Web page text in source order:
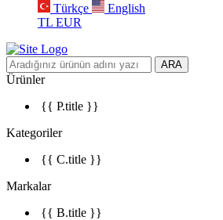
Türkçe
English
TL EUR
ARA
Ürünler
{{ P.title }}
Kategoriler
{{ C.title }}
Markalar
{{ B.title }}